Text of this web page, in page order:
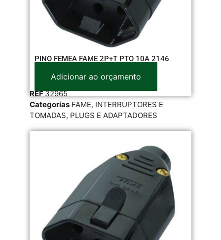
PINO FEMEA FAME 2P+T PTO 10A 2146
Adicionar ao orçamento
REF32965
Categorias FAME, INTERRUPTORES E
TOMADAS, PLUGS E ADAPTADORES